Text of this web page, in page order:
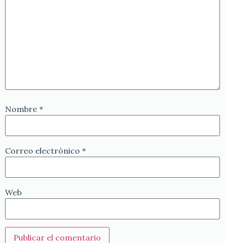
Nombre *
Correo electrónico *
Web